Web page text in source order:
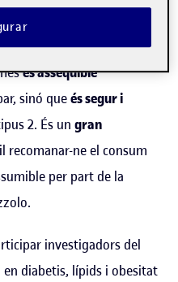
segons l'estudi Di@betes
és assequible
sinó queés segur i
2. És un gran
recomanar-ne el consum
per part de la
investigadors del
en diabetis, lípids i obesitat